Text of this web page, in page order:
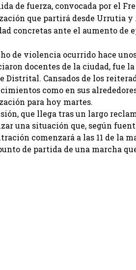
de fuerza, convocada por el
que partirá desde Urrutia y
concretas ante el aumento de
de violencia ocurrido hace
docentes de la ciudad, fue
Distrital. Cansados de los
como en sus
para hoy martes.
que llega tras un largo
una situación que, según
comenzará a las 11 de la
de partida de una marcha